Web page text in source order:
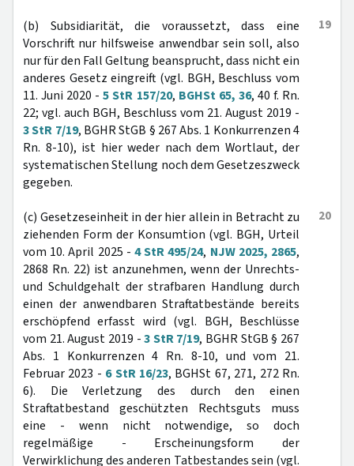
19
(b) Subsidiarität, die voraussetzt, dass eine
Vorschrift nur hilfsweise anwendbar sein soll, also
nur für den Fall Geltung beansprucht, dass nicht ein
anderes Gesetz eingreift (vgl. BGH, Beschluss vom
11. Juni 2020 -5 StR 157/20, BGHSt 65, 36, 40 f. Rn.
22; vgl. auch BGH, Beschluss vom 21. August 2019 -
3 StR 7/19, BGHR StGB § 267 Abs. 1 Konkurrenzen 4
Rn. 8-10), ist hier weder nach dem Wortlaut, der
systematischen Stellung noch dem Gesetzeszweck
gegeben.
20
(c) Gesetzeseinheit in der hier allein in Betracht zu
ziehenden Form der Konsumtion (vgl. BGH, Urteil
vom 10. April 2025 - 4 StR 495/24, NJW 2025, 2865,
2868 Rn. 22) ist anzunehmen, wenn der Unrechts-
und Schuldgehalt der strafbaren Handlung durch
einen der anwendbaren Straftatbestände bereits
erschöpfend erfasst wird (vgl. BGH, Beschlüsse
vom 21. August 2019 -3 StR 7/19, BGHR StGB § 267
Abs. 1 Konkurrenzen 4 Rn. 8-10, und vom 21.
Februar 2023 - 6 StR 16/23, BGHSt 67, 271, 272 Rn.
6). Die Verletzung des durch den einen
Straftatbestand geschützten Rechtsguts muss
eine - wenn nicht notwendige, so doch
regelmäßige - Erscheinungsform der
Verwirklichung des anderen Tatbestandes sein (vgl.